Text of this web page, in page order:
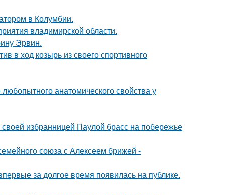
в Колумбии.
владимирской области.
Эрвин.
в ход козырь из своего спортивного
анатомического свойства у
избранницей Паулой брасс на побережье
союза с Алексеем брижей -
за долгое время появилась на публике.